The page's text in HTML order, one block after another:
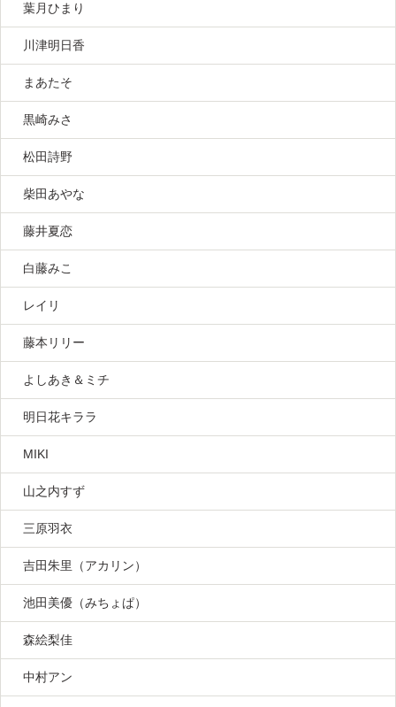
葉月ひまり
川津明日香
まあたそ
黒崎みさ
松田詩野
柴田あやな
藤井夏恋
白藤みこ
レイリ
藤本リリー
よしあき＆ミチ
明日花キララ
MIKI
山之内すず
三原羽衣
吉田朱里（アカリン）
池田美優（みちょぱ）
森絵梨佳
中村アン